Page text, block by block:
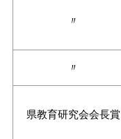
〃
〃
県教育研究会会長賞